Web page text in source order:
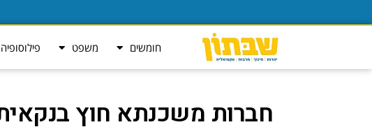
חומשים משפט פילוסופיה
חברות משכנתא חוץ